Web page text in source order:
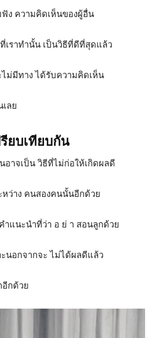
ง ความคิดเห็นของผู้อื่น
เราทำนั้น เป็นวิธีที่ดีที่สุดแล้ว
ไม่มีทาง ได้รับความคิดเห็น
ลย
ยบเทียบกัน
อาจเป็น วิธีที่ไม่ก่อให้เกิดผลดี
หว่าง คนสองคนนั้นอีกด้วย
ำแนะนำที่ว่า อ ย่ า สอนลูกด้วย
ะนอกจากจะ ไม่ได้ผลดีแล้ว
อีกด้วย